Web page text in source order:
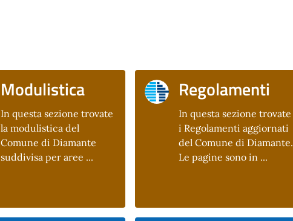
Modulistica
In questa sezione trovate
la modulistica del
Comune di Diamante
suddivisa per aree ...
Regolamenti
In questa sezione trovate
i Regolamenti aggiornati
del Comune di Diamante.
Le pagine sono in ...